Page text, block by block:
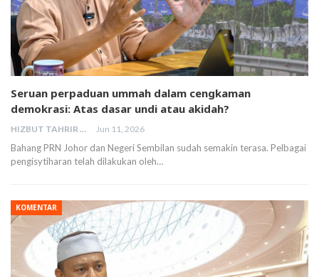
Seruan perpaduan ummah dalam cengkaman
demokrasi: Atas dasar undi atau akidah?
HIZBUT TAHRIR MALAYSIA Jun 11, 2026
Bahang PRN Johor dan Negeri Sembilan sudah semakin terasa. Pelbagai
pengisytiharan telah dilakukan oleh…
KOMENTAR